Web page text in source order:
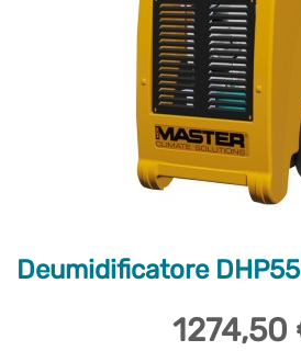
Deumidificatore
1274,50